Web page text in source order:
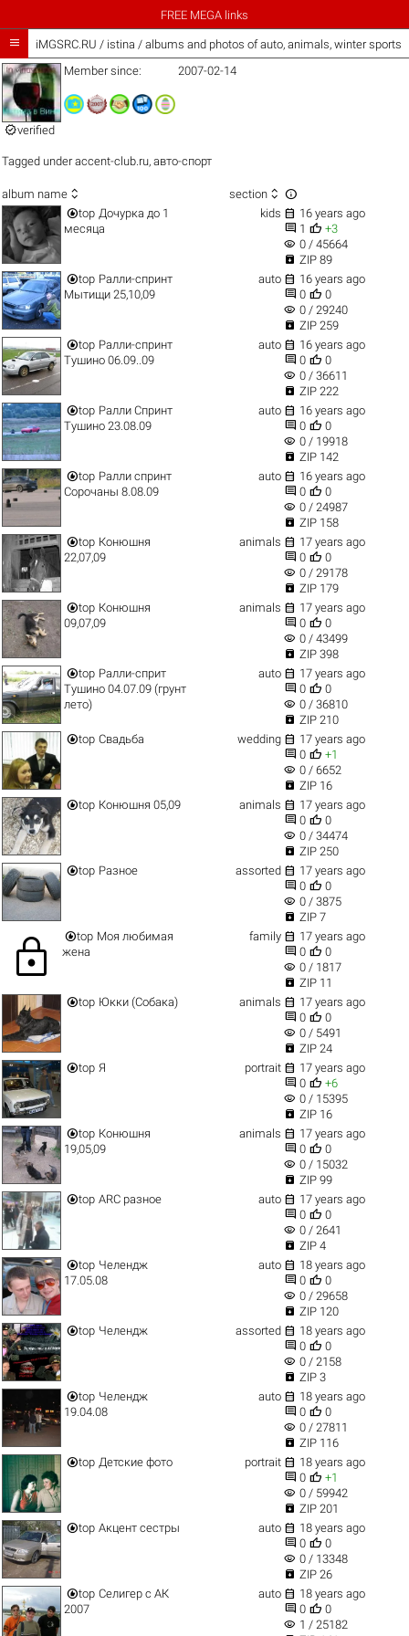
FREE MEGA links
 iMGSRC.RU / istina / albums and photos of auto, animals, winter sports
verified
Member since: 2007-02-14
Tagged underaccent-club.ru,авто-спорт
album name  section  
top Дочурка до 1
месяца
kids  16 years ago
 1  +3
visibility 0 / 45664
 ZIP 89
top Ралли-спринт
Мытищи 25,10,09
auto  16 years ago
 0  0
visibility 0 / 29240
 ZIP 259
top Ралли-спринт
Тушино 06.09..09
auto  16 years ago
 0  0
visibility 0 / 36611
 ZIP 222
top Ралли Спринт
Тушино 23.08.09
auto  16 years ago
 0  0
visibility 0 / 19918
 ZIP 142
top Ралли спринт
Сорочаны 8.08.09
auto  16 years ago
 0  0
visibility 0 / 24987
 ZIP 158
top Конюшня
22,07,09
animals  17 years ago
 0  0
visibility 0 / 29178
 ZIP 179
top Конюшня
09,07,09
animals  17 years ago
 0  0
visibility 0 / 43499
 ZIP 398
top Ралли-сприт
Тушино 04.07.09 (грунт
лето)
auto  17 years ago
 0  0
visibility 0 / 36810
 ZIP 210
top Свадьба wedding  17 years ago
 0  +1
visibility 0 / 6652
 ZIP 16
top Конюшня 05,09 animals  17 years ago
 0  0
visibility 0 / 34474
 ZIP 250
top Разное assorted  17 years ago
 0  0
visibility 0 / 3875
 ZIP 7
lock top Моя любимая
жена
family  17 years ago
 0  0
visibility 0 / 1817
 ZIP 11
top Юкки (Собака) animals  17 years ago
 0  0
visibility 0 / 5491
 ZIP 24
top Я portrait  17 years ago
 0  +6
visibility 0 / 15395
 ZIP 16
top Конюшня
19,05,09
animals  17 years ago
 0  0
visibility 0 / 15032
 ZIP 99
top ARC разное auto  17 years ago
 0  0
visibility 0 / 2641
 ZIP 4
top Челендж
17.05.08
auto  18 years ago
 0  0
visibility 0 / 29658
 ZIP 120
top Челендж assorted  18 years ago
 0  0
visibility 0 / 2158
 ZIP 3
top Челендж
19.04.08
auto  18 years ago
 0  0
visibility 0 / 27811
 ZIP 116
top Детские фото portrait  18 years ago
 0  +1
visibility 0 / 59942
 ZIP 201
top Акцент сестры auto  18 years ago
 0  0
visibility 0 / 13348
 ZIP 26
top Селигер с АК
2007
auto  18 years ago
 0  0
visibility 1 / 25182